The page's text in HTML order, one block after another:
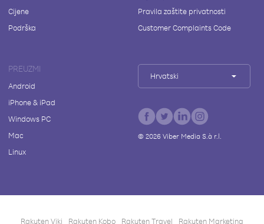
Cijene
Podrška
Pravila zaštite privatnosti
Customer Complaints Code
PREUZMI
Android
iPhone & iPad
Windows PC
Mac
Linux
Hrvatski
© 2026Viber Media S.à r.l.
Rakuten Viki Rakuten Kobo Rakuten Travel Rakuten Marketing